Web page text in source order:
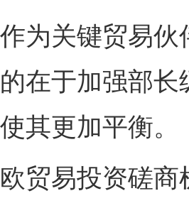
关键贸易伙
在于加强部
其更加平衡。
易投资磋商